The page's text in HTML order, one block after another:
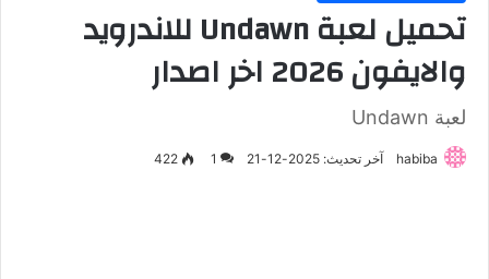
تحميل لعبة Undawn للاندرويد
والايفون 2026 اخر اصدار
لعبة Undawn
habiba آخر تحديث: 2025-12-21 1
422